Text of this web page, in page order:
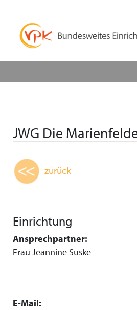
JWG Die
zurück
Einrichtung
Ansprechpartner:
Frau Jeannine Suske
E-Mail: